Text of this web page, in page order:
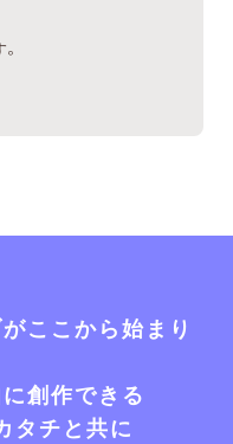
ここから始まり
創作できる
タチと共に